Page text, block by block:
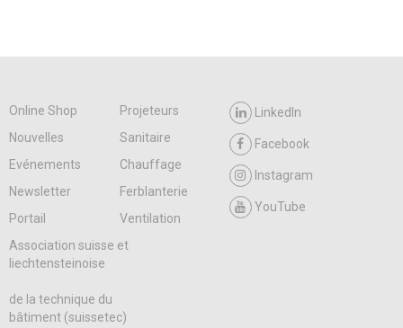
Online Shop
Projeteurs
Nouvelles
Sanitaire
Evénements
Chauffage
Newsletter
Ferblanterie
Portail
Ventilation
LinkedIn
Facebook
Instagram
YouTube
Association suisse et
liechtensteinoise
de la technique du
bâtiment (suissetec)